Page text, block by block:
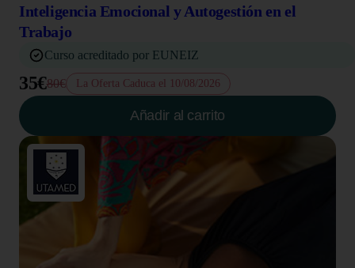
Inteligencia Emocional y Autogestión en el
Trabajo
Curso acreditado por EUNEIZ
35€80€ La Oferta Caduca el 10/08/2026
Añadir al carrito